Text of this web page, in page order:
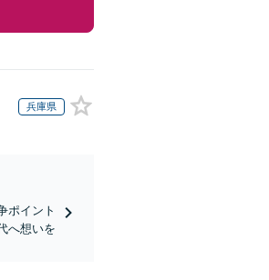
兵庫県
ポイント
へ想いを